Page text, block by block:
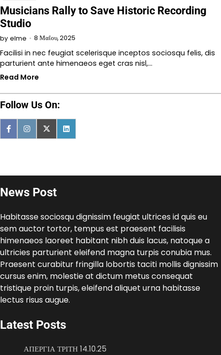
Musicians Rally to Save Historic Recording
Studio
by elme 8 Μαΐου, 2025
Facilisi in nec feugiat scelerisque inceptos sociosqu felis, dis
parturient ante himenaeos eget cras nisl,…
Read More
Follow Us On:
News Post
Habitasse sociosqu dignissim feugiat ultrices id quis eu
sem auctor tortor, tempus est praesent facilisis
himenaeos laoreet habitant nibh duis lacus, natoque a
ultricies parturient eleifend magna turpis conubia mus.
Praesent curabitur fringilla lobortis taciti mollis dignissim
cursus enim, molestie at dictum metus consequat
tristique proin turpis, eleifend aliquet urna habitasse
lectus risus augue.
Latest Posts
ΑΠΕΡΓΙΑ ΤΡΙΤΗ 14.10.25